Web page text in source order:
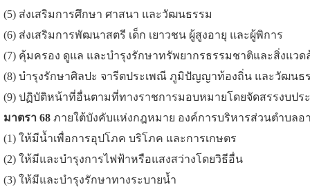
(5) ส่งเสริมการศึกษา ศาสนา และวัฒนธรรม
(6) ส่งเสริมการพัฒนาสตรี เด็ก เยาวชน ผู้สูงอายุ และผู้พิการ
(7) คุ้มครอง ดูแล และบำรุงรักษาทรัพยากรธรรมชาติและสิ่งแวด
(8) บำรุงรักษาศิลปะ จารีตประเพณี ภูมิปัญญาท้องถิ่น และวัฒนธ
(9) ปฏิบัติหน้าที่อื่นตามที่ทางราชการมอบหมายโดยจัดสรรงบป
มาตรา 68 ภายใต้บังคับแห่งกฎหมาย องค์การบริหารส่วนตำบล
(1) ให้มีน้ำเพื่อการอุปโภค บริโภค และการเกษตร
(2) ให้มีและบำรุงการไฟฟ้าหรือแสงสว่างโดยวิธีอื่น
(3) ให้มีและบำรุงรักษาทางระบายน้ำ